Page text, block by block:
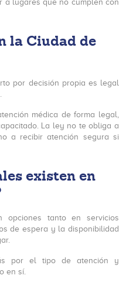
a lugares que no cumplen con
la Ciudad de
por decisión propia es legal
médica de forma legal,
La ley no te obliga a
a recibir atención segura si
existen en
opciones tanto en servicios
de espera y la disponibilidad
por el tipo de atención y
en sí.